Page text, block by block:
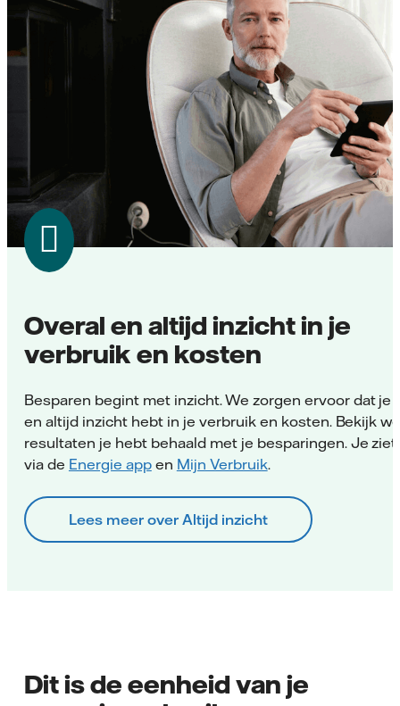
Overal en altijd inzicht in je
verbruik en kosten
Besparen begint met inzicht. We zorgen ervoor dat je
en altijd inzicht hebt in je verbruik en kosten. Bekijk
resultaten je hebt behaald met je besparingen. Je
via de Energie appen Mijn Verbruik.
Lees meer over Altijd inzicht
Dit is de eenheid van je